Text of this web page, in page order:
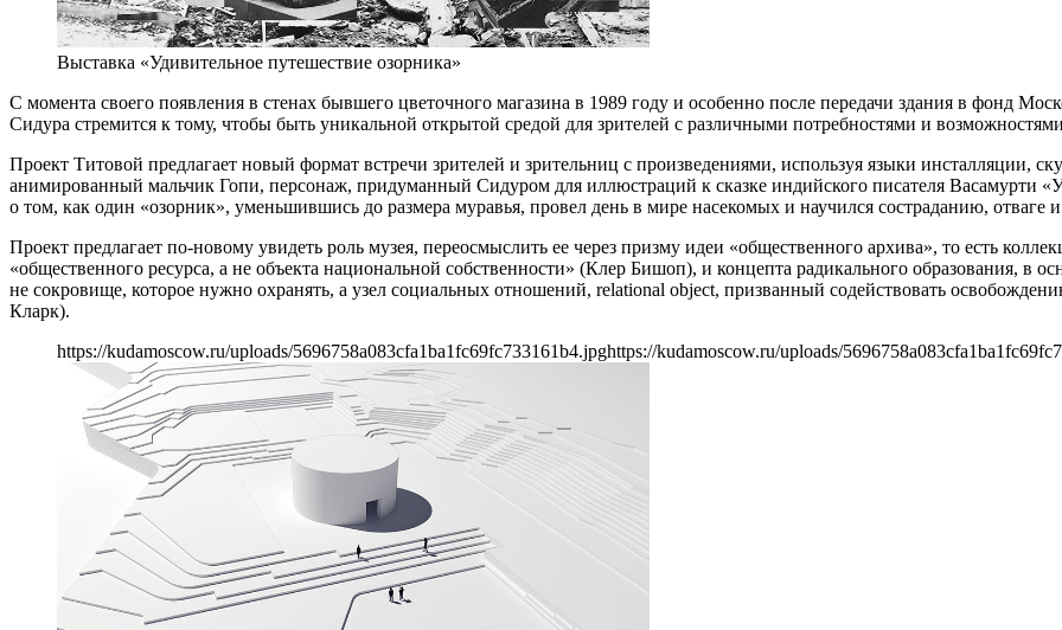
Выставка «Удивительное путешествие озорника»
С момента своего появления в стенах бывшего цветочного магазина в 1989 году и особенно после передачи здания в фонд
Сидура стремится к тому, чтобы быть уникальной открытой средой для зрителей с различными потребностями и
Проект Титовой предлагает новый формат встречи зрителей и зрительниц с произведениями, используя языки инсталляции,
анимированный мальчик Гопи, персонаж, придуманный Сидуром для иллюстраций к сказке индийского писателя Васамурти
о том, как один «озорник», уменьшившись до размера муравья, провел день в мире насекомых и научился состраданию, отваге
Проект предлагает по-новому увидеть роль музея, переосмыслить ее через призму идеи «общественного архива», то есть
«общественного ресурса, а не объекта национальной собственности» (Клер Бишоп), и концепта радикального образования, в
не сокровище, которое нужно охранять, а узел социальных отношений, relational object, призванный содействовать
Кларк).
https://kudamoscow.ru/uploads/5696758a083cfa1ba1fc69fc733161b4.jpghttps://kudamoscow.ru/uploads/